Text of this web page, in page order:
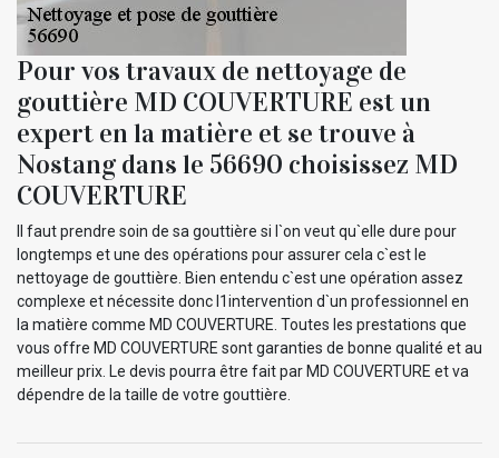
Pour vos travaux de nettoyage de
gouttière MD COUVERTURE est un
expert en la matière et se trouve à
Nostang dans le 56690 choisissez MD
COUVERTURE
Il faut prendre soin de sa gouttière si l`on veut qu`elle dure pour
longtemps et une des opérations pour assurer cela c`est le
nettoyage de gouttière. Bien entendu c`est une opération assez
complexe et nécessite donc l1intervention d`un professionnel en
la matière comme MD COUVERTURE. Toutes les prestations que
vous offre MD COUVERTURE sont garanties de bonne qualité et au
meilleur prix. Le devis pourra être fait par MD COUVERTURE et va
dépendre de la taille de votre gouttière.